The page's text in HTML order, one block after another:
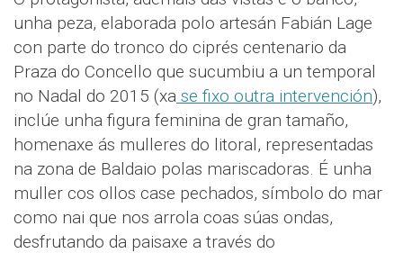
unha peza, elaborada polo artesán Fabián Lage
con parte do tronco do ciprés centenario da
Praza do Concello que sucumbiu a un temporal
no Nadal do 2015 (xa se fixo outra intervención),
inclúe unha figura feminina de gran tamaño,
homenaxe ás mulleres do litoral, representadas
na zona de Baldaio polas mariscadoras. É unha
muller cos ollos case pechados, símbolo do mar
como nai que nos arrola coas súas ondas,
desfrutando da paisaxe a través do